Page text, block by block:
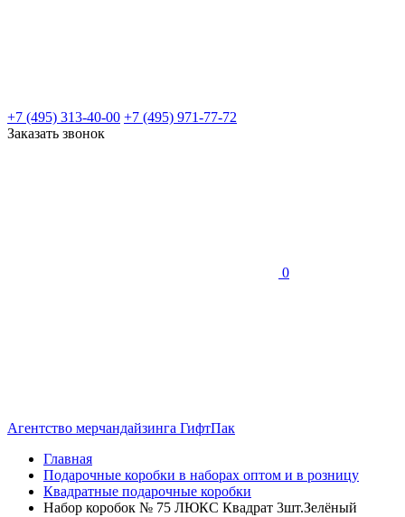
+7 (495) 313-40-00 +7 (495) 971-77-72
Заказать звонок
0
Агентство мерчандайзинга ГифтПак
Главная
Подарочные коробки в наборах оптом и в розницу
Квадратные подарочные коробки
Набор коробок № 75 ЛЮКС Квадрат 3шт.Зелёный